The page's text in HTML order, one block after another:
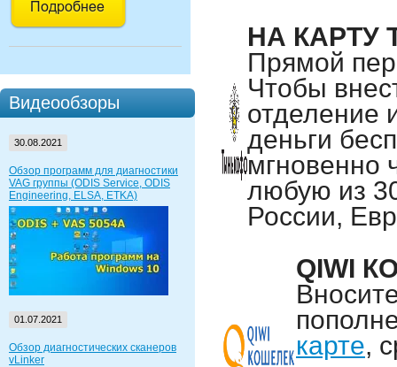
Видеообзоры
30.08.2021
Обзор программ для диагностики
VAG группы (ODIS Service, ODIS
Engineering, ELSA, ETKA)
01.07.2021
Обзор диагностических сканеров
vLinker
НА КАРТУ
Прямой
Чтобы
отделение
деньги
мгновенно
любую из
России,
QIWI
карте,